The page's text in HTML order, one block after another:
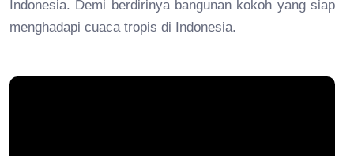
Indonesia. Demi berdirinya bangunan kokoh yang siap
menghadapi cuaca tropis di Indonesia.